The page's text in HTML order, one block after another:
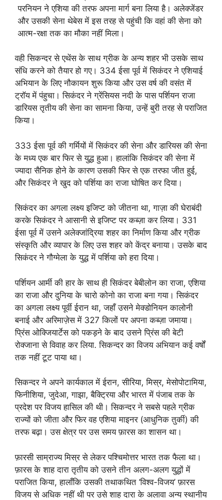
परनियन ने एशिया की तरफ अपना मार्ग बना लिया है। अलेक्जेंडर
और उसकी सेना थेबेस में इस तरह से पहुंची कि वहां की सेना को
आत्म-रक्षा तक का मौका नहीं मिला।
वही सिकन्दर से एथेंस के साथ ग्रीक के अन्य शहर भी उसके साथ
संधि करने को तैयार हो गए। 334 ईसा पूर्व में सिकंदर ने एशियाई
अभियान के लिए नौकायन शुरू किया और उस वर्ष की वसंत में
ट्रॉय में पंहुचा। सिकंदर ने ग्रेंसियस नदी के पास पर्शियन राजा
डारियस तृतीय की सेना का सामना किया, उन्हें बुरी तरह से पराजित
किया।
333 ईसा पूर्व की गर्मियों में सिकंदर की सेना और डारियस की सेना
के मध्य एक बार फिर से युद्ध हुआ। हालांकि सिकंदर की सेना में
ज्यादा सैनिक होने के कारण उसकी फिर से एक तरफा जीत हुई,
और सिकंदर ने खुद को पर्शिया का राजा घोषित कर दिया।
सिकंदर का अगला लक्ष्य इजिप्ट को जीतना था, गाज़ा की घेराबंदी
करके सिकंदर ने आसानी से इजिप्ट पर कब्ज़ा कर लिया। 331
ईसा पूर्व में उसने अलेक्जांद्रिया शहर का निर्माण किया और ग्रीक
संस्कृति और व्यापार के लिए उस शहर को केंद्र बनाया। उसके बाद
सिकंदर ने गौग्मेला के युद्ध में पर्शिया को हरा दिया।
पर्शियन आर्मी की हार के साथ ही सिकंदर बेबीलोन का राजा, एशिया
का राजा और दुनिया के चारो कोनो का राजा बना गया। सिकंदर
का अगला लक्ष्य पूर्वी ईरान था, जहाँ उसने मेक्डोनियन कालोनी
बनाई और अरिमाज़ेस में 327 किलों पर अपना कब्ज़ा जमाया।
प्रिंस ओक्जियार्टेस को पकड़ने के बाद उसने प्रिंस की बेटी
रोक्जाना से विवाह कर लिया. सिकन्दर का विजय अभियान कई वर्षों
तक नहीं टूट पाया था।
सिकन्दर ने अपने कार्यकाल में ईरान, सीरिया, मिस्र, मेसोपोटामिया,
फिनीशिया, जुदेआ, गाझा, बैक्ट्रिया और भारत में पंजाब तक के
प्रदेश पर विजय हासिल की थी। सिकन्दर ने सबसे पहले ग्रीक
राज्यों को जीता और फिर वह एशिया माइनर (आधुनिक तुर्की) की
तरफ बढ़ा। उस क्षेत्र पर उस समय फ़ारस का शासन था।
फ़ारसी साम्राज्य मिस्र से लेकर पश्चिमोत्तर भारत तक फैला था।
फ़ारस के शाह दारा तृतीय को उसने तीन अलग-अलग युद्धों में
पराजित किया, हालाँकि उसकी तथाकथित ‘विश्व-विजय’ फ़ारस
विजय से अधिक नहीं थी पर उसे शाह दारा के अलावा अन्य स्थानीय